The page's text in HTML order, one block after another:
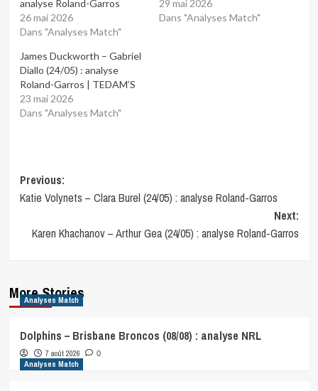
analyse Roland-Garros
26 mai 2026
Dans "Analyses Match"
29 mai 2026
Dans "Analyses Match"
James Duckworth – Gabriel
Diallo (24/05) : analyse
Roland-Garros | TEDAM’S
23 mai 2026
Dans "Analyses Match"
Post
navigation
Previous:
Katie Volynets – Clara Burel (24/05) : analyse Roland-Garros
Next:
Karen Khachanov – Arthur Gea (24/05) : analyse Roland-Garros
More Stories
Analyses Match
Dolphins – Brisbane Broncos (08/08) : analyse NRL
7 août 2026 0
Analyses Match